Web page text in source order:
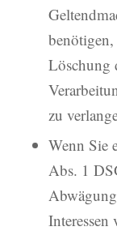
benötigen,
Löschung
zu
Wenn Sie
Abs. 1
Interessen